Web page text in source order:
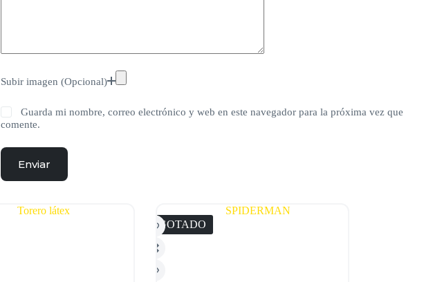
Subir imagen (Opcional)
Guarda mi nombre, correo electrónico y web en este navegador para la próxima vez que
comente.
Enviar
AGOTADO